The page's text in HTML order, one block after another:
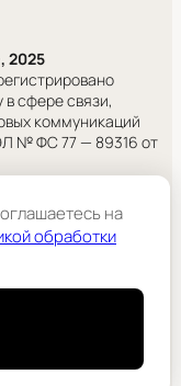
2025
сфере связи,
коммуникаций
№ ФС 77 — 89316 от
на
обработки